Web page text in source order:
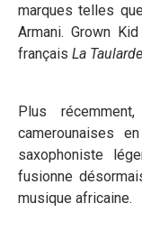
marques telles
Armani. Grown
français La Taularde
Plus
camerounaises
saxophoniste
fusionne
musique africaine.